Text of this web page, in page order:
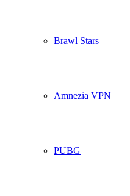
Brawl Stars
Amnezia VPN
PUBG